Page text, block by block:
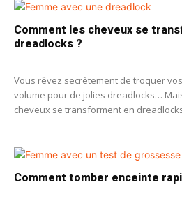
Comment les cheveux se
dreadlocks ?
Vous rêvez secrètement de troquer
volume pour de jolies dreadlocks…
cheveux se transforment en
Comment tomber enceinte